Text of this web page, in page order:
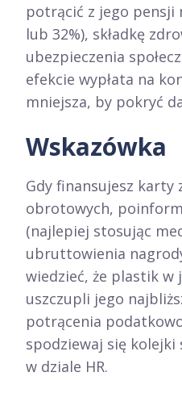
potrącić z jego pensji
lub 32%), składkę
ubezpieczenia
efekcie wypłata na
mniejsza, by pokryć
Wskazówka
Gdy finansujesz karty
obrotowych,
(najlepiej stosując
ubruttowienia
wiedzieć, że plastik
uszczupli jego
potrącenia
spodziewaj się
w dziale HR.